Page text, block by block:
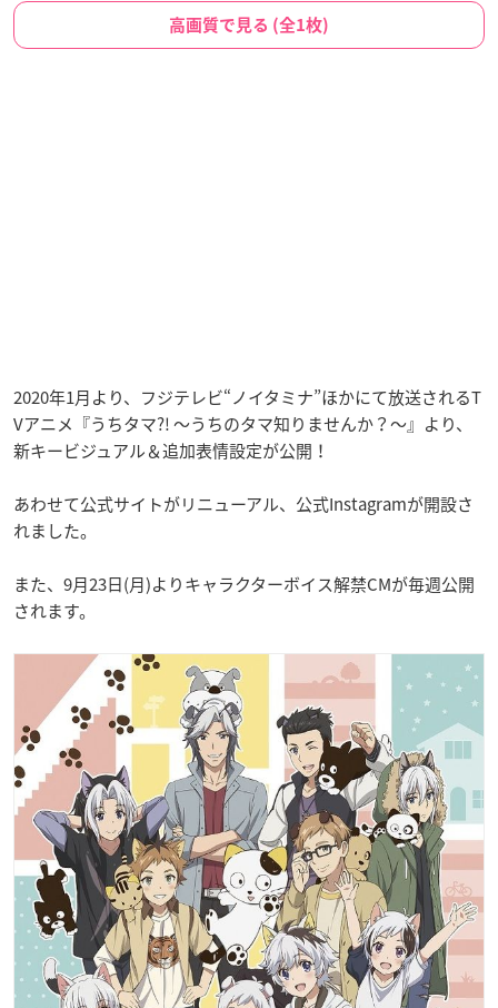
高画質で見る (全1枚)
2020年1月より、フジテレビ“ノイタミナ”ほかにて放送されるT
Vアニメ『うちタマ?! ～うちのタマ知りませんか？～』より、
新キービジュアル＆追加表情設定が公開！
あわせて公式サイトがリニューアル、公式Instagramが開設さ
れました。
また、9月23日(月)よりキャラクターボイス解禁CMが毎週公開
されます。